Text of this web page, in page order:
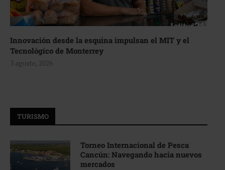
Innovación desde la esquina impulsan el MIT y el
Tecnológico de Monterrey
3 agosto, 2026
TURISMO
Torneo Internacional de Pesca
Cancún: Navegando hacia nuevos
mercados